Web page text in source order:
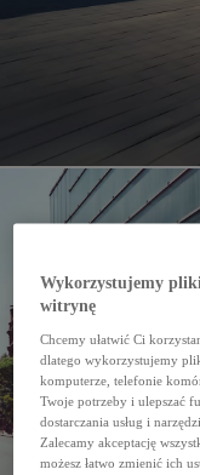
Wykorzystujemy
witrynę
Chcemy ułatwić Ci
dlatego wykorzystujemy
komputerze, telefonie
Twoje potrzeby i ulepszać
dostarczania usług i
Zalecamy akceptację
możesz łatwo zmienić ich